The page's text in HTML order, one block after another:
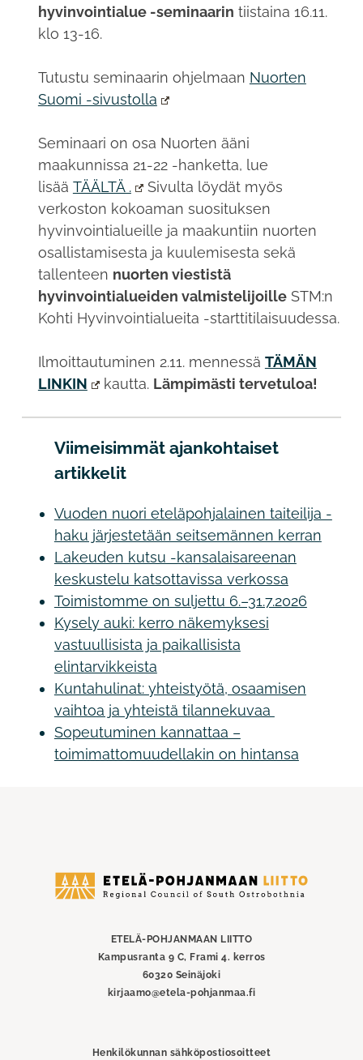
hyvinvointialue -seminaarin tiistaina 16.11.
klo 13-16.
Tutustu seminaarin ohjelmaan Nuorten
Suomi -sivustolla
Seminaari on osa Nuorten ääni
maakunnissa 21-22 -hanketta, lue
lisää TÄÄLTÄ .
Sivulta löydät myös
verkoston kokoaman suosituksen
hyvinvointialueille ja maakuntiin nuorten
osallistamisesta ja kuulemisesta sekä
tallenteen nuorten viestistä
hyvinvointialueiden valmistelijoilleSTM:n
Kohti Hyvinvointialueita -starttitilaisuudessa.
Ilmoittautuminen 2.11. mennessä TÄMÄN
LINKIN
kautta. Lämpimästi tervetuloa!
Viimeisimmät ajankohtaiset
artikkelit
Vuoden nuori eteläpohjalainen taiteilija -
haku järjestetään seitsemännen kerran
Lakeuden kutsu -kansalaisareenan
keskustelu katsottavissa verkossa
Toimistomme on suljettu 6.–31.7.2026
Kysely auki: kerro näkemyksesi
vastuullisista ja paikallisista
elintarvikkeista
Kuntahulinat: yhteistyötä, osaamisen
vaihtoa ja yhteistä tilannekuvaa
Sopeutuminen kannattaa –
toimimattomuudellakin on hintansa
Etelä-
ETELÄ-POHJANMAAN LIITTO
Kampusranta 9 C, Frami 4. kerros
60320 Seinäjoki
kirjaamo@etela-pohjanmaa.fi
Henkilökunnan sähköpostiosoitteet